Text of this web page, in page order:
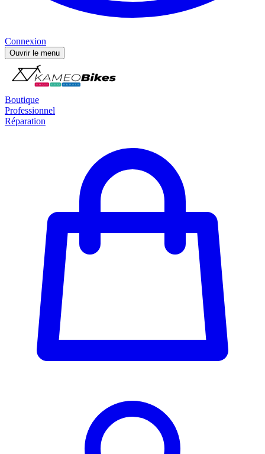
Connexion
Ouvrir le menu
Boutique
Professionnel
Réparation